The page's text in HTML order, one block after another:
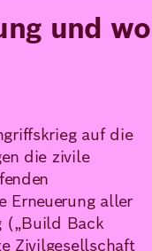
und wo
auf die
die zivile
Erneuerung aller
(„Build Back
Zivilgesellschaft